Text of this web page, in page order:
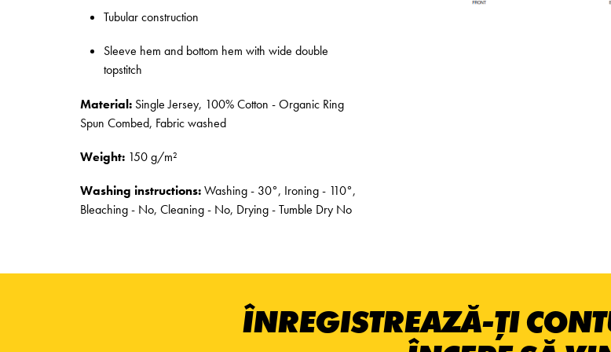
Tubular construction
Sleeve hem and bottom hem with wide double
topstitch
Material: Single Jersey, 100% Cotton - Organic Ring
Spun Combed, Fabric washed
Weight: 150 g/m²
Washing instructions:Washing - 30°, Ironing - 110°,
Bleaching - No, Cleaning - No, Drying - Tumble Dry No
ÎNREGISTREAZĂ-ȚI